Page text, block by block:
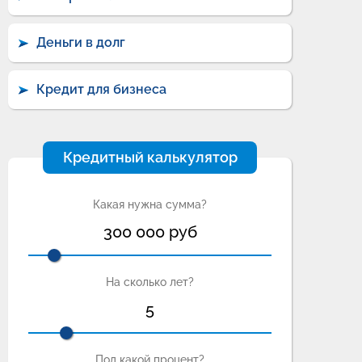
Деньги в долг
Кредит для бизнеса
Кредитный калькулятор
Какая нужна сумма?
300 000руб
На сколько лет?
5